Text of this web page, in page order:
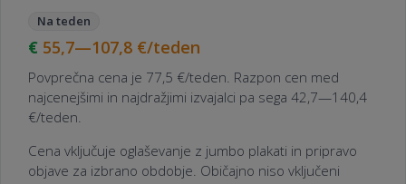
Na teden
55,7—107,8 €/teden
Povprečna cena je 77,5 €/teden. Razpon cen med
najcenejšimi in najdražjimi izvajalci pa sega 42,7—140,4
€/teden.
Cena vključuje oglaševanje z jumbo plakati in pripravo
objave za izbrano obdobje. Običajno niso vključeni